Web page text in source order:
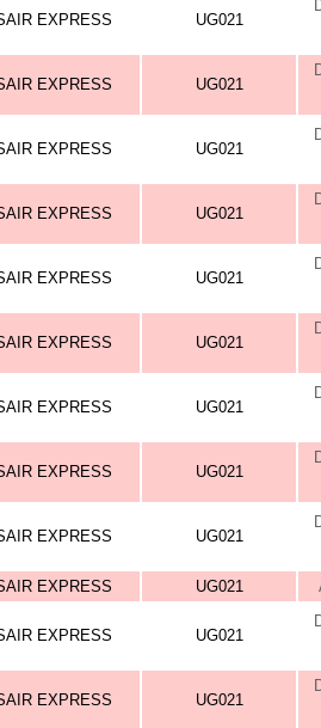
EXPRESS UG021
EXPRESS UG021
EXPRESS UG021
EXPRESS UG021
EXPRESS UG021
EXPRESS UG021
EXPRESS UG021
EXPRESS UG021
EXPRESS UG021
EXPRESS UG021
EXPRESS UG021
EXPRESS UG021